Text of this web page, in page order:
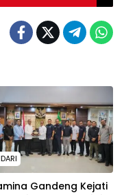
Gandeng Kejati